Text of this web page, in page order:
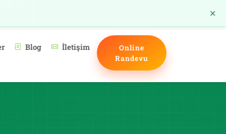
×
Blog İletişim
Online
Randevu